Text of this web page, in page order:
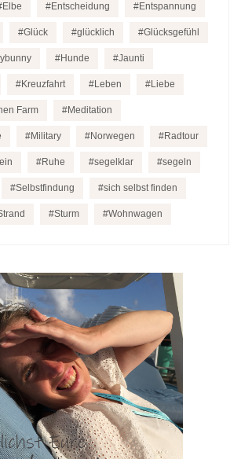
Elbe Entscheidung Entspannung
Glück glücklich Glücksgefühl
Hunde Jaunti
Kreuzfahrt Leben Liebe
Farm Meditation
Military Norwegen Radtour
Ruhe segelklar segeln
Selbstfindung sich selbst finden
Sturm Wohnwagen